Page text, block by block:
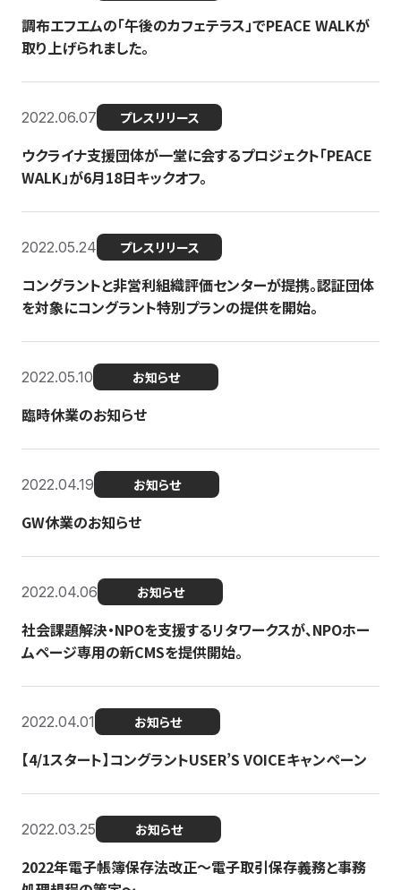
調布エフエムの「午後のカフェテラス」でPEACE WALKが
取り上げられました。
2022.06.07 プレスリリース
ウクライナ支援団体が一堂に会するプロジェクト「PEACE
WALK」が6月18日キックオフ。
2022.05.24 プレスリリース
コングラントと非営利組織評価センターが提携。認証団体
を対象にコングラント特別プランの提供を開始。
2022.05.10 お知らせ
臨時休業のお知らせ
2022.04.19 お知らせ
GW休業のお知らせ
2022.04.06 お知らせ
社会課題解決・NPOを支援するリタワークスが、NPOホー
ムページ専用の新CMSを提供開始。
2022.04.01 お知らせ
【4/1スタート】コングラントUSER’S VOICEキャンペーン
2022.03.25 お知らせ
2022年電子帳簿保存法改正～電子取引保存義務と事務